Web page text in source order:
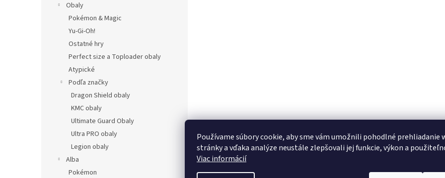
Používame súbory cookie, aby sme vám umožnili pohodlné prehliadanie
stránky a vďaka analýze neustále zlepšovali jej funkcie, výkon a
Viac informácií
Obaly
Pokémon & Magic
Yu-Gi-Oh!
Ostatné hry
Perfect size a Toploader obaly
Atypické
Podľa značky
Dragon Shield obaly
KMC obaly
Ultimate Guard Obaly
Ultra PRO obaly
Legion obaly
Alba
Pokémon